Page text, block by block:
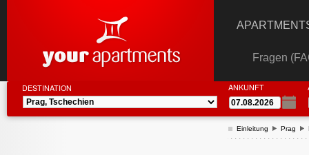
Fragen
DESTINATION ANKUNFT
Einleitung Prag